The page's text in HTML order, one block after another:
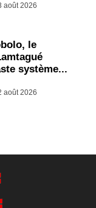
août 2026
le
système...
août 2026